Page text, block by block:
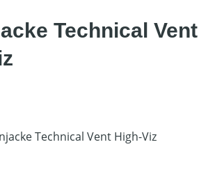
Technical Vent